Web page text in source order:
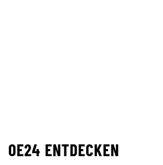
OE24 ENTDECKEN